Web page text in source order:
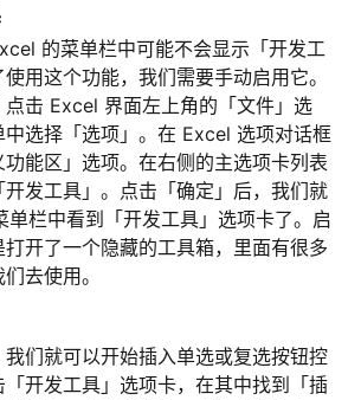
的菜单栏中可能不会显示「开发工
用这个功能，我们需要手动启用它。
击 Excel 界面左上角的「文件」选
选择「选项」。在 Excel 选项对话框
能区」选项。在右侧的主选项卡列表
发工具」。点击「确定」后，我们就
栏中看到「开发工具」选项卡了。启
开了一个隐藏的工具箱，里面有很多
去使用。
们就可以开始插入单选或复选按钮控
开发工具」选项卡，在其中找到「插